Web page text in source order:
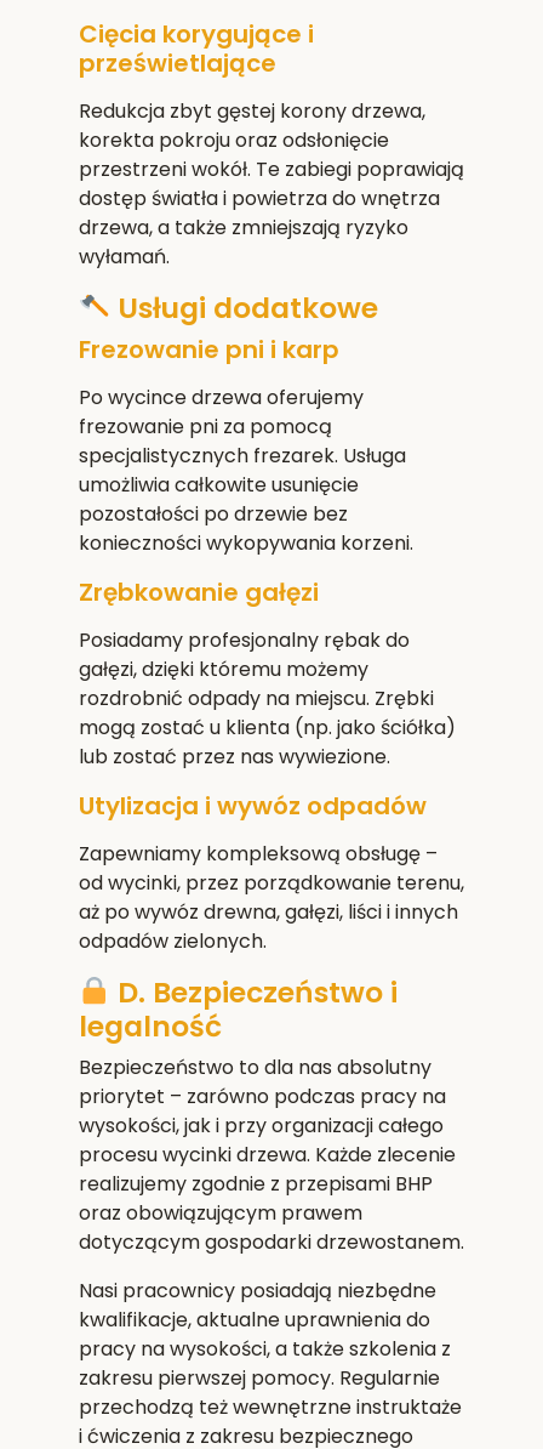
Cięcia korygujące i
prześwietlające
Redukcja zbyt gęstej korony drzewa,
korekta pokroju oraz odsłonięcie
przestrzeni wokół. Te zabiegi poprawiają
dostęp światła i powietrza do wnętrza
drzewa, a także zmniejszają ryzyko
wyłamań.
Usługi dodatkowe
Frezowanie pni i karp
Po wycince drzewa oferujemy
frezowanie pni za pomocą
specjalistycznych frezarek. Usługa
umożliwia całkowite usunięcie
pozostałości po drzewie bez
konieczności wykopywania korzeni.
Zrębkowanie gałęzi
Posiadamy profesjonalny rębak do
gałęzi, dzięki któremu możemy
rozdrobnić odpady na miejscu. Zrębki
mogą zostać u klienta (np. jako ściółka)
lub zostać przez nas wywiezione.
Utylizacja i wywóz odpadów
Zapewniamy kompleksową obsługę –
od wycinki, przez porządkowanie terenu,
aż po wywóz drewna, gałęzi, liści i innych
odpadów zielonych.
D. Bezpieczeństwo i
legalność
Bezpieczeństwo to dla nas absolutny
priorytet – zarówno podczas pracy na
wysokości, jak i przy organizacji całego
procesu wycinki drzewa. Każde zlecenie
realizujemy zgodnie z przepisami BHP
oraz obowiązującym prawem
dotyczącym gospodarki drzewostanem.
Nasi pracownicy posiadają niezbędne
kwalifikacje, aktualne uprawnienia do
pracy na wysokości, a także szkolenia z
zakresu pierwszej pomocy. Regularnie
przechodzą też wewnętrzne instruktaże
i ćwiczenia z zakresu bezpiecznego